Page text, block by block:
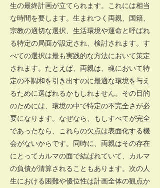
生の最終計画が立てられます。これには相当
な時間を要します。生まれつく両親、国籍、
宗教の適切な選択、生活環境や運命と呼ばれ
る特定の局面が設定され、検討されます。す
べての選択は最も実践的な方法において策定
されます。たとえば、両親は、魂において特
定の不調和を引き出すのに最適な環境を与え
るために選ばれるかもしれません。その目的
のためには、環境の中で特定の不完全さが必
要になります。なぜなら、もしすべてが完全
であったなら、これらの欠点は表面化する機
会がないからです。同時に、両親はその存在
にとってカルマの面で結ばれていて、カルマ
の負債が清算されることもあります。次の人
生における困難や優位性は計画全体の観点か